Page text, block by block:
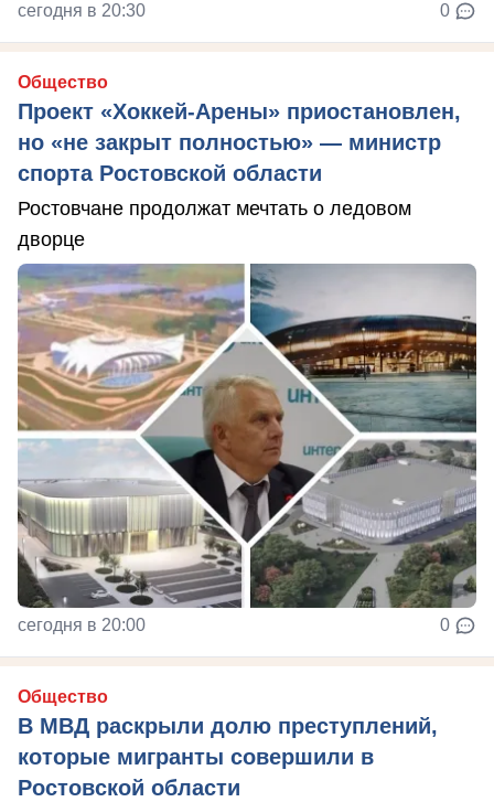
сегодня в 20:30 0
Общество
Проект «Хоккей-Арены» приостановлен,
но «не закрыт полностью» — министр
спорта Ростовской области
Ростовчане продолжат мечтать о ледовом
дворце
сегодня в 20:00 0
Общество
В МВД раскрыли долю преступлений,
которые мигранты совершили в
Ростовской области